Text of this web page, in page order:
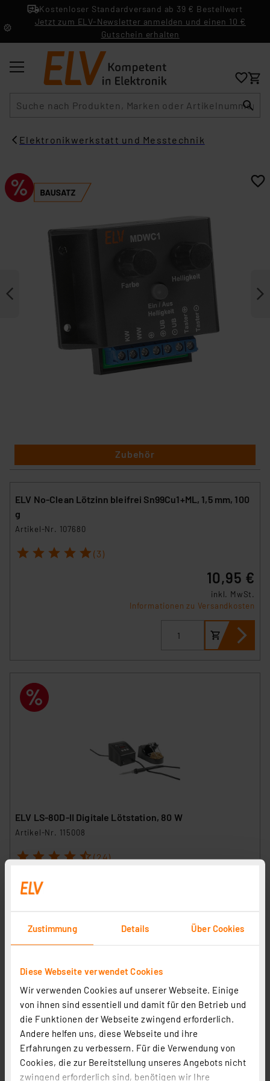
Zustimmung Details Über Cookies
Diese Webseite verwendet Cookies
Wir verwenden Cookies auf unserer Webseite. Einige
von ihnen sind essentiell und damit für den Betrieb und
die Funktionen der Webseite zwingend erforderlich.
Andere helfen uns, diese Webseite und ihre
Erfahrungen zu verbessern. Für die Verwendung von
Cookies, die zur Bereitstellung unseres Angebots nicht
zwingend erforderlich sind, benötigen wir Ihre
Kostenloser Standardversand ab 39 € Bestellwert
Jetzt zum ELV-Newsletter anmelden und einen 10 €
Gutschein erhalten
Elektronikwerkstatt und Messtechnik
Zubehör
ELV No-Clean Lötzinn bleifrei Sn99Cu1+ML, 1,5 mm, 100
g
Artikel-Nr. 107680
1 2 3 4 5 (3)
10,95 €
inkl. MwSt.
Informationen zu Versandkosten
ELV LS-80D-II Digitale Lötstation, 80 W
Artikel-Nr. 115008
1 2 3 4 5 (24)
Informationen zu Versandkosten